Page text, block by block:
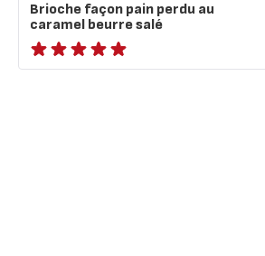
Brioche façon pain perdu au
caramel beurre salé
ratings.NaN